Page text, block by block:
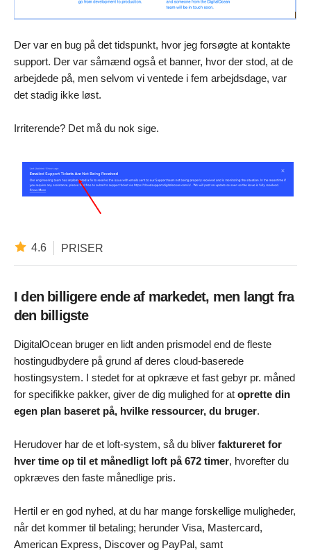
Der var en bug på det tidspunkt, hvor jeg forsøgte at kontakte
support. Der var såmænd også et banner, hvor der stod, at de
arbejdede på, men selvom vi ventede i fem arbejdsdage, var
det stadig ikke løst.
Irriterende? Det må du nok sige.
4.6 PRISER
I den billigere ende af markedet, men langt fra
den billigste
DigitalOcean bruger en lidt anden prismodel end de fleste
hostingudbydere på grund af deres cloud-baserede
hostingsystem. I stedet for at opkræve et fast gebyr pr. måned
for specifikke pakker, giver de dig mulighed for at oprette din
egen plan baseret på, hvilke ressourcer, du bruger.
Herudover har de et loft-system, så du bliver faktureret for
hver time op til et månedligt loft på 672 timer, hvorefter du
opkræves den faste månedlige pris.
Hertil er en god nyhed, at du har mange forskellige muligheder,
når det kommer til betaling; herunder Visa, Mastercard,
American Express, Discover og PayPal, samt